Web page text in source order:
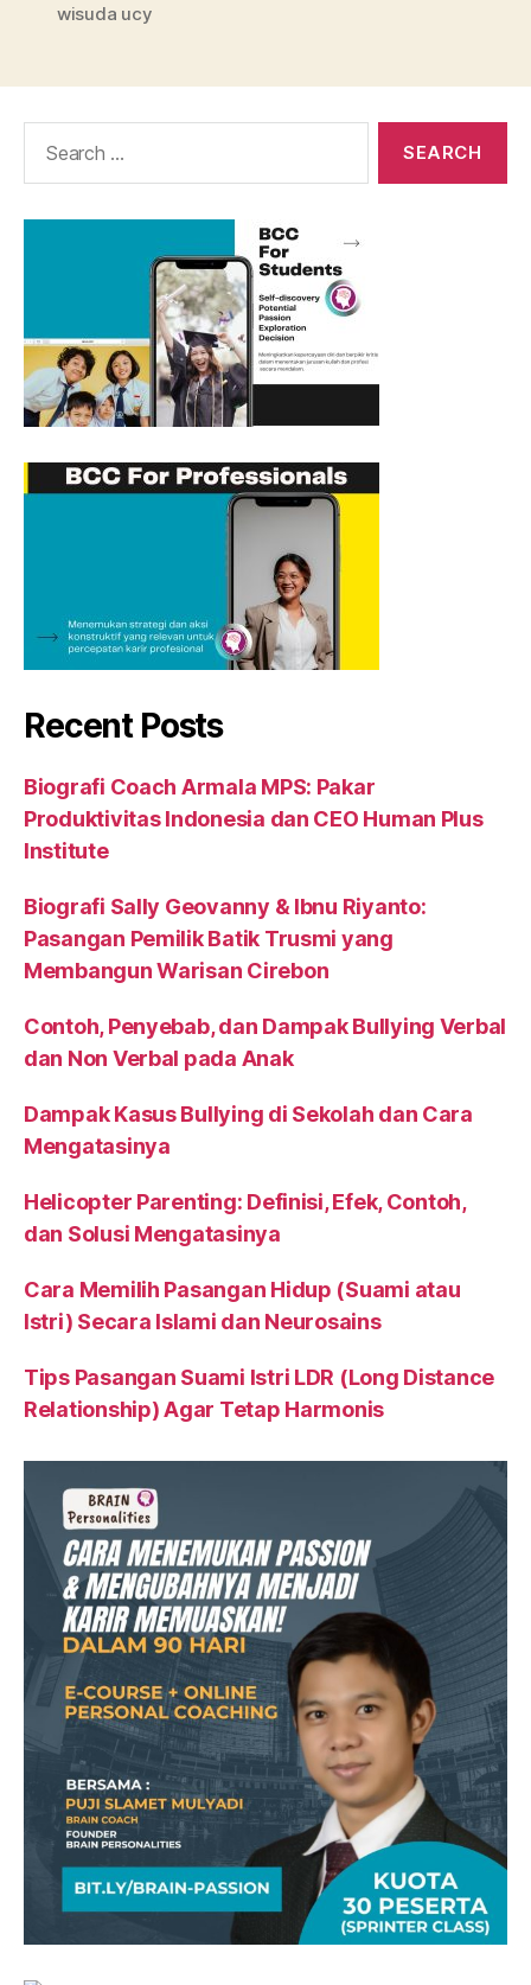
wisuda ucy
Recent Posts
Biografi Coach Armala MPS: Pakar
Produktivitas Indonesia dan CEO Human Plus
Institute
Biografi Sally Geovanny & Ibnu Riyanto:
Pasangan Pemilik Batik Trusmi yang
Membangun Warisan Cirebon
Contoh, Penyebab, dan Dampak Bullying Verbal
dan Non Verbal pada Anak
Dampak Kasus Bullying di Sekolah dan Cara
Mengatasinya
Helicopter Parenting: Definisi, Efek, Contoh,
dan Solusi Mengatasinya
Cara Memilih Pasangan Hidup (Suami atau
Istri) Secara Islami dan Neurosains
Tips Pasangan Suami Istri LDR (Long Distance
Relationship) Agar Tetap Harmonis